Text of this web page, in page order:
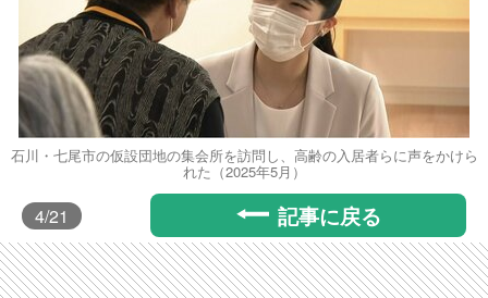
石川・七尾市の仮設団地の集会所を訪問し、高齢の入居者らに声をかけら
れた（2025年5月）
4/21 記事に戻る